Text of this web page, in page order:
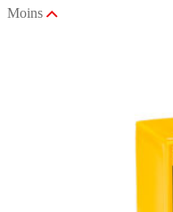
Moins